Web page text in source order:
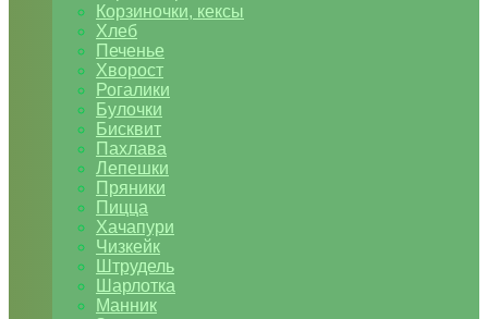
Корзиночки, кексы
Хлеб
Печенье
Хворост
Рогалики
Булочки
Бисквит
Пахлава
Лепешки
Пряники
Пицца
Хачапури
Чизкейк
Штрудель
Шарлотка
Манник